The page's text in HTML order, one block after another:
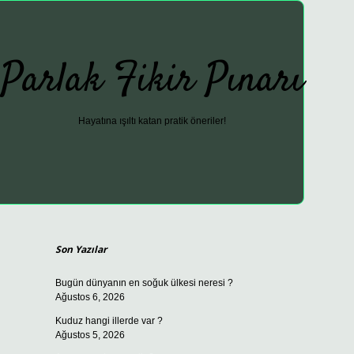
Parlak Fikir Pınarı
Hayatına ışıltı katan pratik öneriler!
Son Yazılar
Bugün dünyanın en soğuk ülkesi neresi ?
Ağustos 6, 2026
Kuduz hangi illerde var ?
Ağustos 5, 2026